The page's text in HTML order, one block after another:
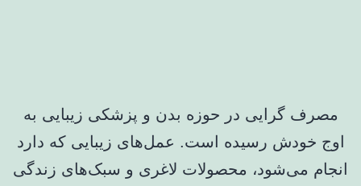
مصرف گرایی در حوزه بدن و پزشکی زیبایی به
اوج خودش رسیده است. عمل‌های زیبایی که دارد
انجام می‌شود، محصولات لاغری و سبک‌های زندگی